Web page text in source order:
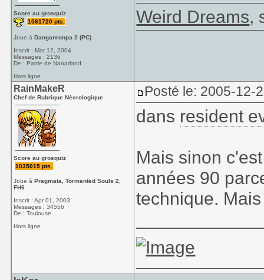
Score au grosquiz
1061720 pts.
Joue àDanganronpa 2 (PC)
Inscrit : Mar 12, 2004
Messages : 2136
De : Patrie de Nanarland
Hors ligne
Weird Dreams,
RainMakeR
Chef de Rubrique Nécrologique
Score au grosquiz
1035015 pts.
Joue àPragmata, Tormented Souls 2,
FH6
Inscrit : Apr 01, 2003
Messages : 34556
De : Toulouse
Hors ligne
Posté le: 2005-12-
dans resident
Mais sinon
années 90
technique.